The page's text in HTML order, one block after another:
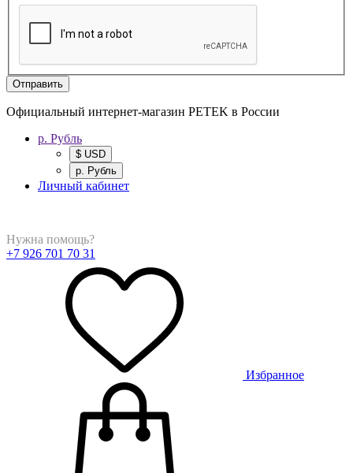
Отправить
Официальный интернет-магазин PETEK в России
р. Рубль
$ USD
р. Рубль
Личный кабинет
Нужна помощь?
+7 926 701 70 31
Избранное